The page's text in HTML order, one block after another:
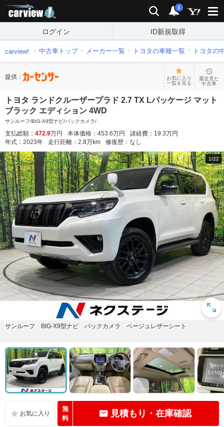
検索 通知
i
ログイン ID新規取得
carview! 中古車トップ メーカー一覧 トヨタの車種一覧 トヨタの
提供：
お気に入り
一覧を見る
最近見た
中古車
トヨタ ランドクルーザープラド 2.7 TX Lパッケージ マット
ブラック エディション 4WD
サンルーフ/BIG-X9型ナビ/バックカメラ/
支払総額： 472.9万円 本体価格： 453.6万円 諸経費： 19.3万円
年式： 2023年 走行距離： 2.8万km 修復歴： なし
1/22
サンルーフ BIG-X9型ナビ バックカメラ ベージュレザーシート
無
料
見積もり・在庫確認